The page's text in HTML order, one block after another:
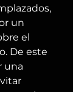
un
el
De este
una